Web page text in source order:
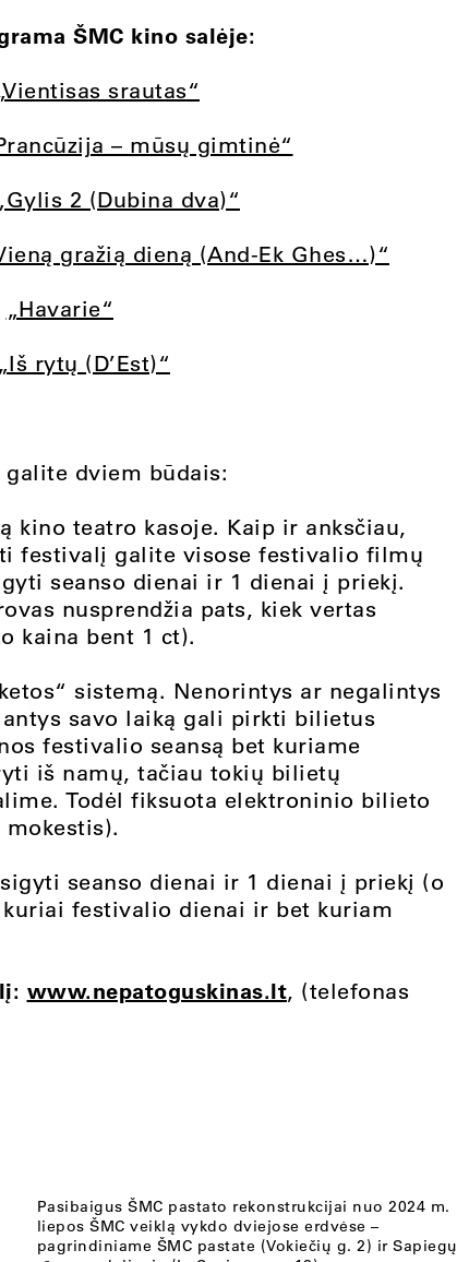
ŠMC kino salėje:
srautas“
– mūsų gimtinė“
2 (Dubina dva)“
gražią dieną (And-Ek Ghes…)“
„Havarie“
„Iš rytų (D’Est)“
dviem būdais:
kino teatro kasoje. Kaip ir anksčiau,
festivalį galite visose festivalio filmų
seanso dienai ir 1 dienai į priekį.
nusprendžia pats, kiek vertas
kaina bent 1 ct).
sistemą. Nenorintys ar negalintys
savo laiką gali pirkti bilietus
festivalio seansą bet kuriame
iš namų, tačiau tokių bilietų
Todėl fiksuota elektroninio bilieto
seanso dienai ir 1 dienai į priekį (o
festivalio dienai ir bet kuriam
www.nepatoguskinas.lt, (telefonas
Pasibaigus ŠMC pastato rekonstrukcijai nuo 2024 m.
liepos ŠMC veiklą vykdo dviejose erdvėse –
pagrindiniame ŠMC pastate (Vokiečių g. 2) ir Sapiegų